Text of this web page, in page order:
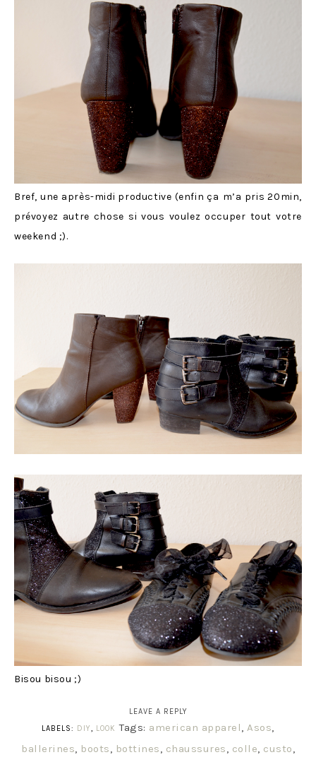
Bref, une après-midi productive (enfin ça m’a pris 20min,
prévoyez autre chose si vous voulez occuper tout votre
weekend ;).
Bisou bisou ;)
LEAVE A REPLY
LABELS: DIY LOOK Tags: american apparel Asos
ballerines
boots bottines chaussures colle custo